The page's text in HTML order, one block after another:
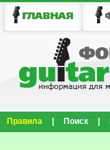
Правила Поиск